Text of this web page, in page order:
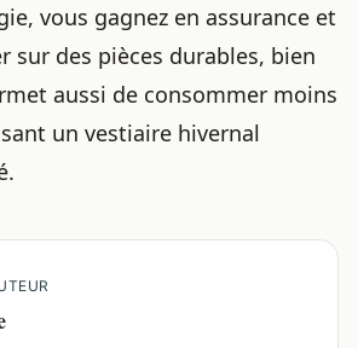
vous gagnez en assurance et
sur des pièces durables, bien
aussi de consommer moins
un vestiaire hivernal